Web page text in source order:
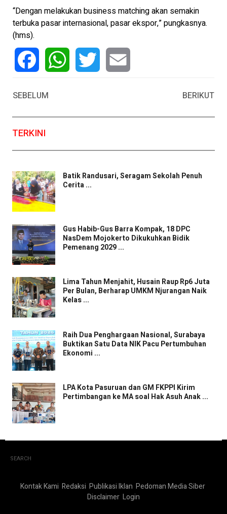
“Dengan melakukan business matching akan semakin
terbuka pasar internasional, pasar ekspor,” pungkasnya.
(hms).
SEBELUM
BERIKUT
TERKINI
Batik Randusari, Seragam Sekolah Penuh
Cerita ...
Gus Habib-Gus Barra Kompak, 18 DPC
NasDem Mojokerto Dikukuhkan Bidik
Pemenang 2029 ...
Lima Tahun Menjahit, Husain Raup Rp6 Juta
Per Bulan, Berharap UMKM Njurangan Naik
Kelas ...
Raih Dua Penghargaan Nasional, Surabaya
Buktikan Satu Data NIK Pacu Pertumbuhan
Ekonomi ...
LPA Kota Pasuruan dan GM FKPPI Kirim
Pertimbangan ke MA soal Hak Asuh Anak ...
SEARCH
Kontak Kami Redaksi Publikasi Iklan Pedoman Media Siber
Disclaimer Login